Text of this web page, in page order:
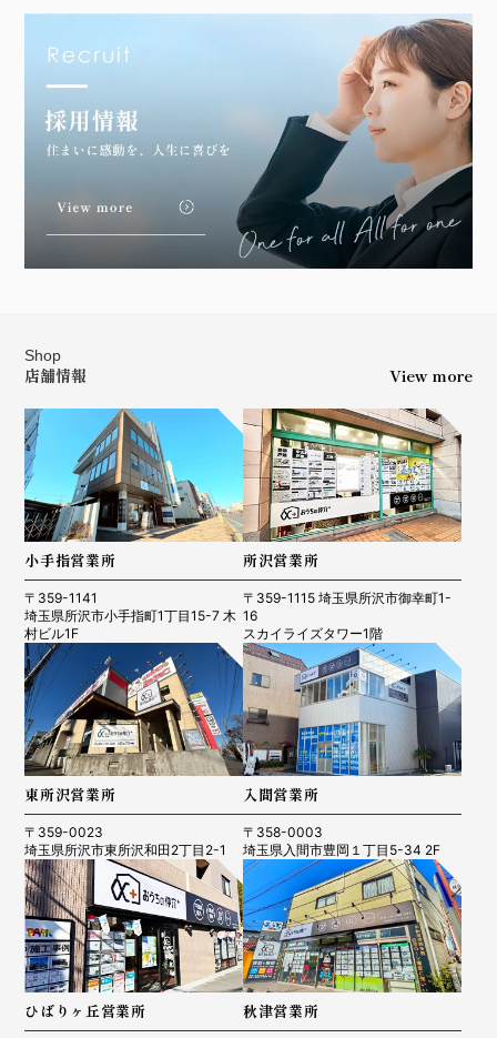
Shop
店舗情報 View more
小手指営業所
〒359-1141
埼玉県所沢市小手指町1丁目15-7 木
村ビル1F
所沢営業所
〒359-1115 埼玉県所沢市御幸町1-
16
スカイライズタワー1階
東所沢営業所
〒359-0023
埼玉県所沢市東所沢和田2丁目2-1
入間営業所
〒358-0003
埼玉県入間市豊岡１丁目5-34 2F
ひばりヶ丘営業所 秋津営業所